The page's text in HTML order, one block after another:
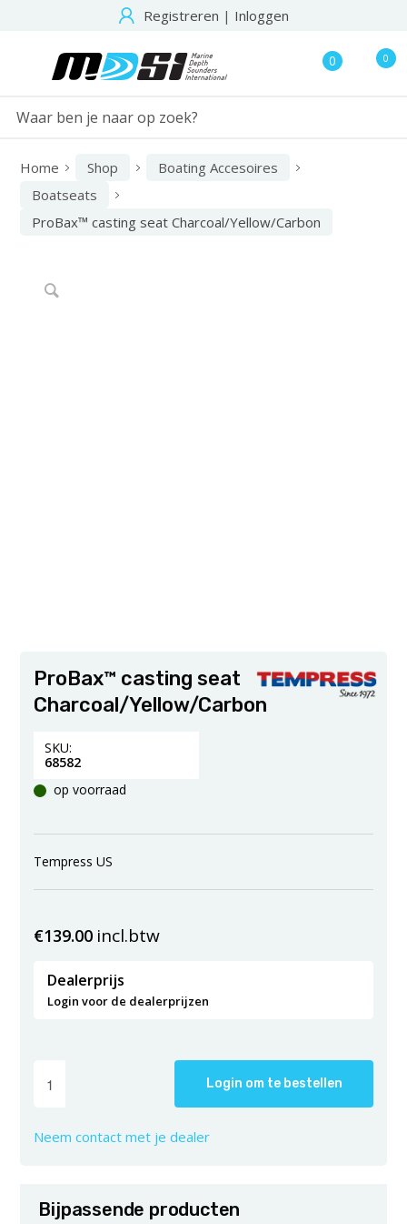
Registreren | Inloggen
0 0
Home Shop
Boating Accesoires
Boatseats
ProBax™ casting seat Charcoal/Yellow/Carbon
ProBax™ casting seat
Charcoal/Yellow/Carbon
SKU:
68582
op voorraad
Tempress US
€139.00 incl.btw
Dealerprijs
Login voor de dealerprijzen
Login om te bestellen
Neem contact met je dealer
Bijpassende producten